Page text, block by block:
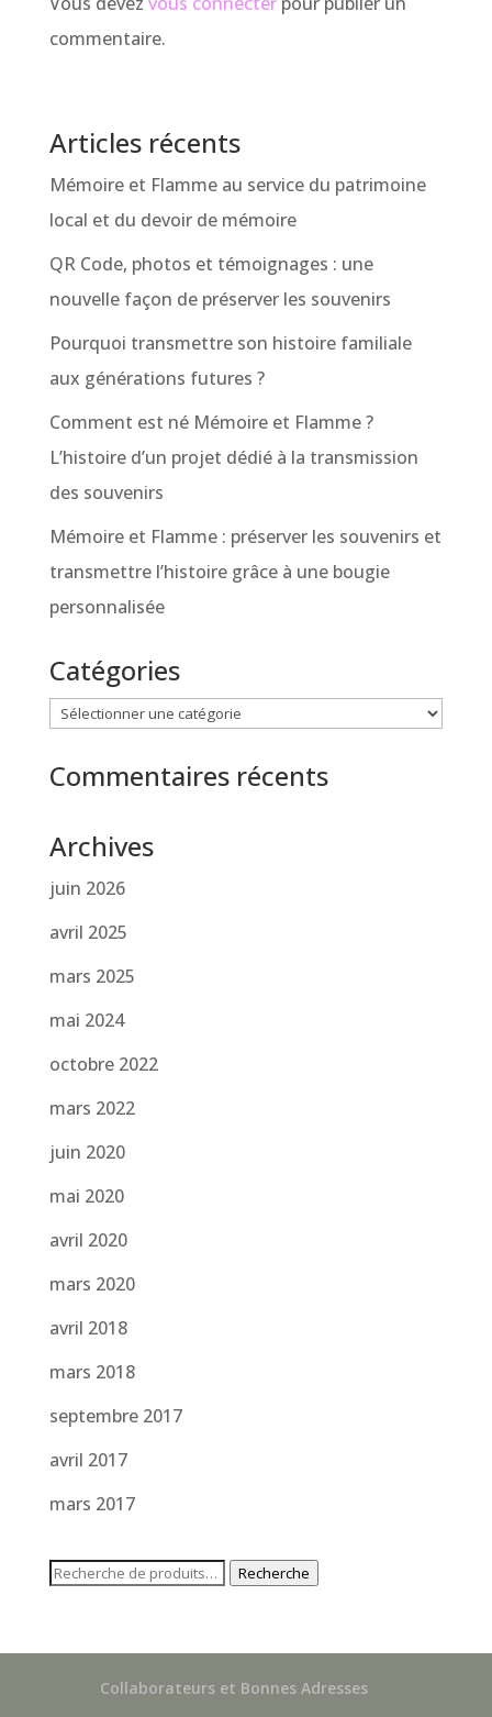
commentaire.
Articles récents
Mémoire et Flamme au service du patrimoine
local et du devoir de mémoire
QR Code, photos et témoignages : une
nouvelle façon de préserver les souvenirs
Pourquoi transmettre son histoire familiale
aux générations futures ?
Comment est né Mémoire et Flamme ?
L’histoire d’un projet dédié à la transmission
des souvenirs
Mémoire et Flamme : préserver les souvenirs et
transmettre l’histoire grâce à une bougie
personnalisée
Catégories
Catégories
Commentaires récents
Archives
juin 2026
avril 2025
mars 2025
mai 2024
octobre 2022
mars 2022
juin 2020
mai 2020
avril 2020
mars 2020
avril 2018
mars 2018
septembre 2017
avril 2017
mars 2017
Recherche
Recherche
Collaborateurs et Bonnes Adresses